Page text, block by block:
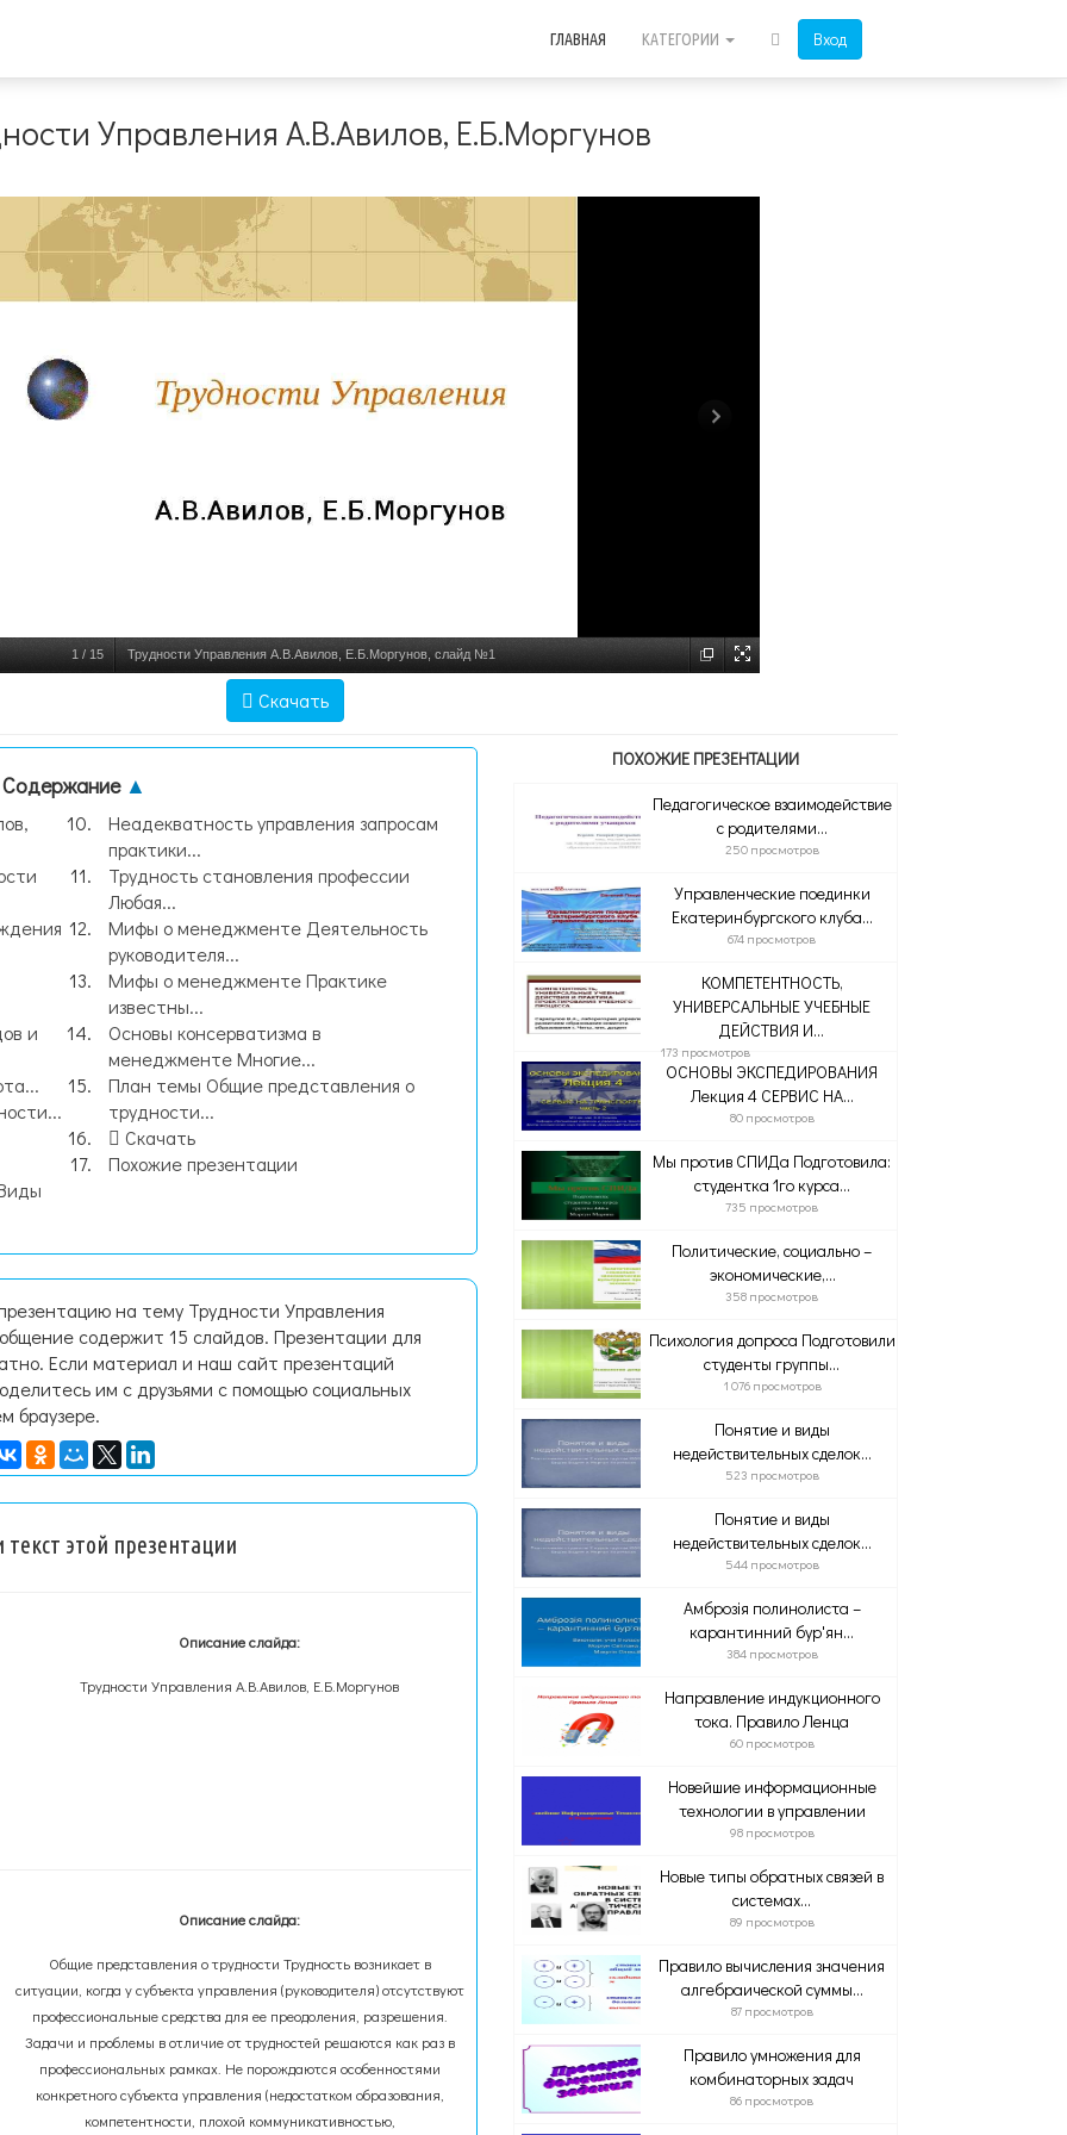
Вход
ГЛАВНАЯ КАТЕГОРИИ
Управления А.В.Авилов, Е.Б.Моргунов
1 / 15 Трудности Управления А.В.Авилов, Е.Б.Моргунов, слайд №1
Скачать
Содержание ▲
и
Неадекватность управления запросам
практики...
Трудность становления профессии
Любая...
Мифы о менеджменте Деятельность
руководителя...
Мифы о менеджменте Практике
известны...
Основы консерватизма в
менеджменте Многие...
План темы Общие представления о
трудности...
Скачать
Похожие презентации
на тему Трудности Управления
содержит 15 слайдов. Презентации для
Если материал и наш сайт презентаций
им с друзьями с помощью социальных
браузере.
этой презентации
Описание слайда:
Трудности Управления А.В.Авилов, Е.Б.Моргунов
Описание слайда:
Общие представления о трудности Трудность возникает в
ситуации, когда у субъекта управления (руководителя) отсутствуют
профессиональные средства для ее преодоления, разрешения.
Задачи и проблемы в отличие от трудностей решаются как раз в
профессиональных рамках. Не порождаются особенностями
конкретного субъекта управления (недостатком образования,
компетентности, плохой коммуникативностью,
ПОХОЖИЕ ПРЕЗЕНТАЦИИ
Педагогическое взаимодействие
с родителями...
250 просмотров
Управленческие поединки
Екатеринбургского клуба...
674 просмотров
КОМПЕТЕНТНОСТЬ,
УНИВЕРСАЛЬНЫЕ УЧЕБНЫЕ
ДЕЙСТВИЯ И...
173 просмотров
ОСНОВЫ ЭКСПЕДИРОВАНИЯ
Лекция 4 СЕРВИС НА...
80 просмотров
Мы против СПИДа Подготовила:
студентка 1го курса...
735 просмотров
Политические, социально –
экономические,...
358 просмотров
Психология допроса Подготовили
студенты группы...
1 076 просмотров
Понятие и виды
недействительных сделок...
523 просмотров
Понятие и виды
недействительных сделок...
544 просмотров
Амброзія полинолиста –
карантинний бур'ян...
384 просмотров
Направление индукционного
тока. Правило Ленца
60 просмотров
Новейшие информационные
технологии в управлении
98 просмотров
Новые типы обратных связей в
системах...
89 просмотров
Правило вычисления значения
алгебраической суммы...
87 просмотров
Правило умножения для
комбинаторных задач
86 просмотров